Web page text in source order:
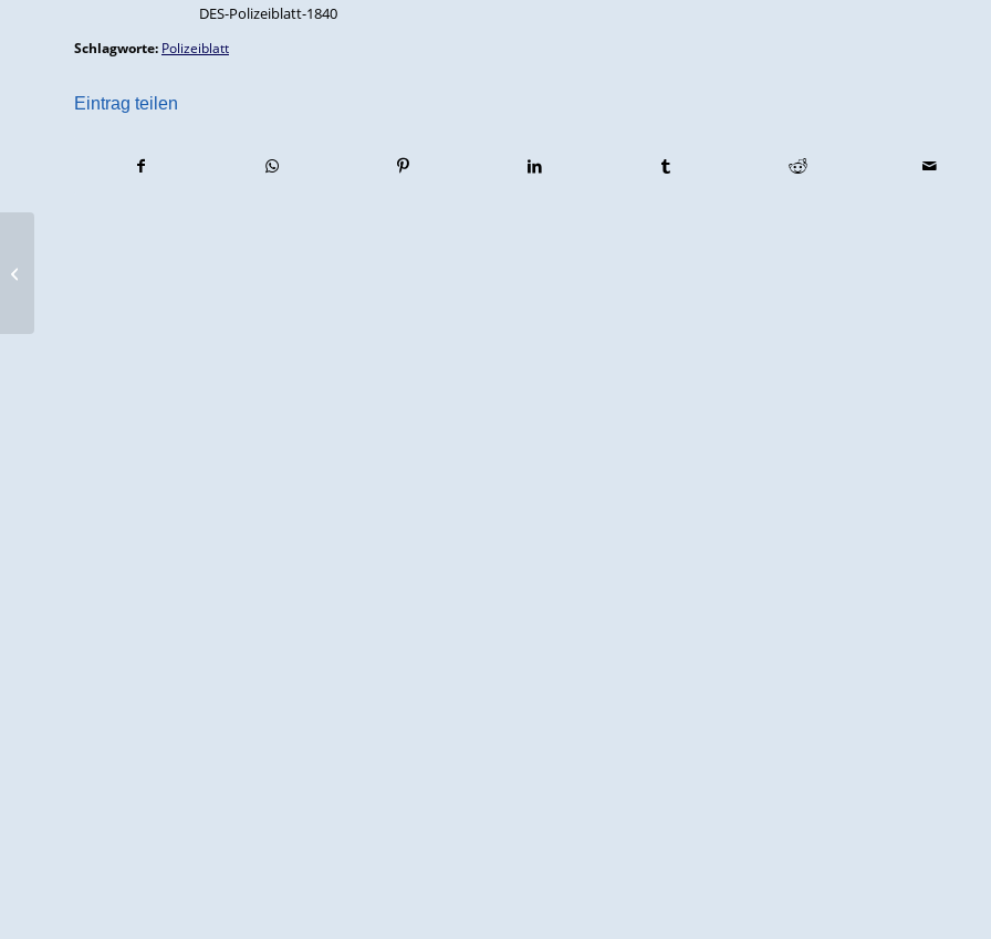
DES-Polizeiblatt-1840
Schlagworte: Polizeiblatt
Eintrag teilen